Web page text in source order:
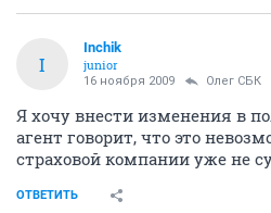
I
Inchik
junior
16 ноября 2009 Олег СБК
Я хочу внести изменения в
агент говорит, что это
страховой компании уже не
ОТВЕТИТЬ